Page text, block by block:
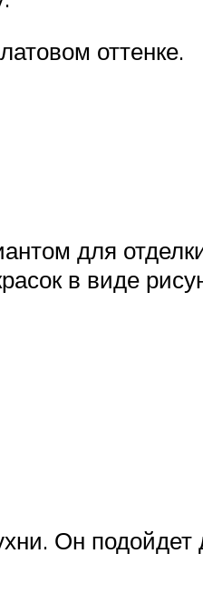
оттенке.
для
в виде
Он подойдет